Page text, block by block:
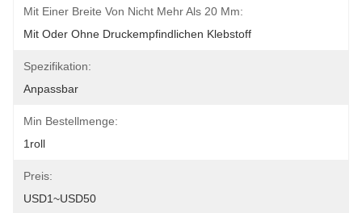
Mit Einer Breite Von Nicht Mehr Als 20 Mm:
Mit Oder Ohne Druckempfindlichen Klebstoff
Spezifikation:
Anpassbar
Min Bestellmenge:
1roll
Preis:
USD1~USD50